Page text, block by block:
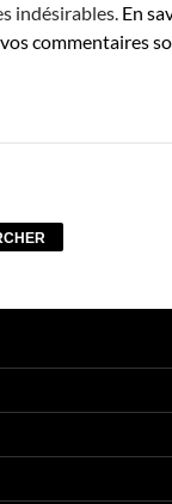
indésirables. En
commentaires